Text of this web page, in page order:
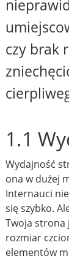
czy brak
1.1
Wydajność
ona w dużej
Internauci
się szybko.
Twoja strona
rozmiar
elementów